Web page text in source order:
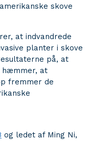
skove
at indvandrede
planter i skove
på, at
hæmmer, at
fremmer de
og ledet af Ming Ni,